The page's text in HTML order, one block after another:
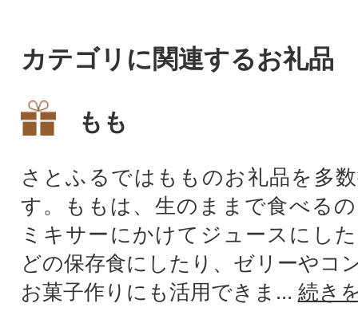
カテゴリに関連するお礼品
もも
さとふるではもものお礼品を多
す。ももは、生のままで食べる
ミキサーにかけてジュースにし
どの保存食にしたり、ゼリーやコ
お菓子作りにも活用できま... 続き